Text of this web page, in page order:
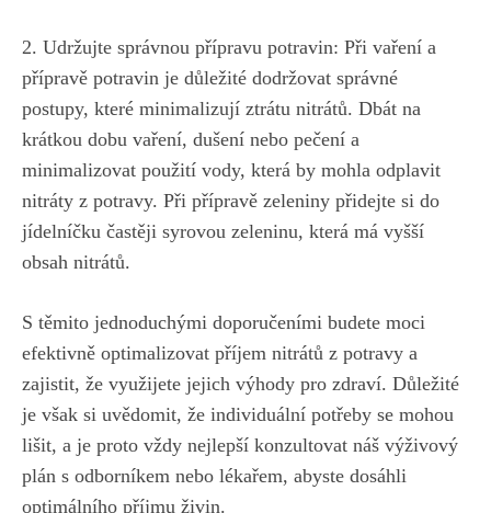
2. Udržujte správnou‌ přípravu potravin: Při vaření ⁣a
‍přípravě potravin je důležité ‍dodržovat správné
postupy, které minimalizují ztrátu nitrátů. Dbát na
krátkou dobu vaření,⁣ dušení nebo pečení a⁢
minimalizovat použití vody, která by mohla odplavit
nitráty‌ z potravy. Při přípravě ⁣zeleniny přidejte si ​do
jídelníčku častěji​ syrovou zeleninu, ‌která má vyšší
obsah nitrátů.
S těmito ‌jednoduchými doporučeními budete moci
efektivně⁣ optimalizovat příjem nitrátů z potravy a
zajistit, že využijete jejich výhody⁣ pro zdraví. Důležité
je ⁣však si uvědomit, že individuální potřeby se mohou
lišit, a je​ proto vždy nejlepší konzultovat náš ‌výživový
plán s​ odborníkem nebo⁣ lékařem, abyste dosáhli‍
optimálního příjmu ‌živin.⁢